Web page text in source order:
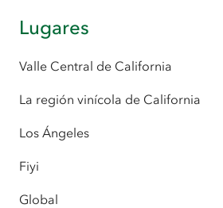
Lugares
Valle Central de California
La región vinícola de California
Los Ángeles
Fiyi
Global